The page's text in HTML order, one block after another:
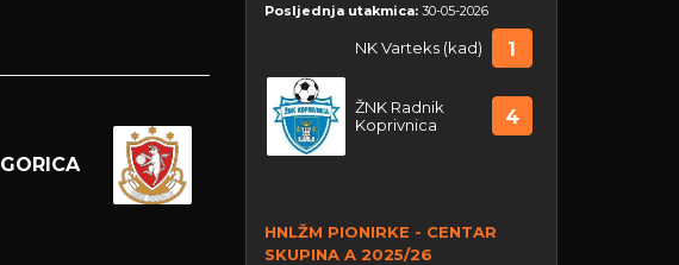
Posljednja utakmica: 30-05-2026
NK Varteks (kad) 1
ŽNK Radnik
Koprivnica
4
HNLŽM PIONIRKE - CENTAR
SKUPINA A 2025/26